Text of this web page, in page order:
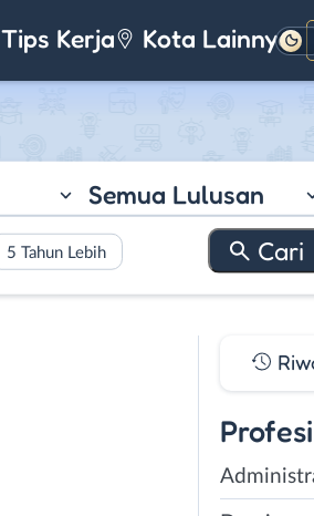
Tips Kerja Kota LainnyaGelap
Semua Lulusan
5 Tahun Lebih
Profesi